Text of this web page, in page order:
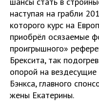
наступая на грабли
которого курс на
приобрёл осязаемые
проигрышного»
Брексита, так
опорой на вездесущие
Бэнкса, главного
жены Екатерины.